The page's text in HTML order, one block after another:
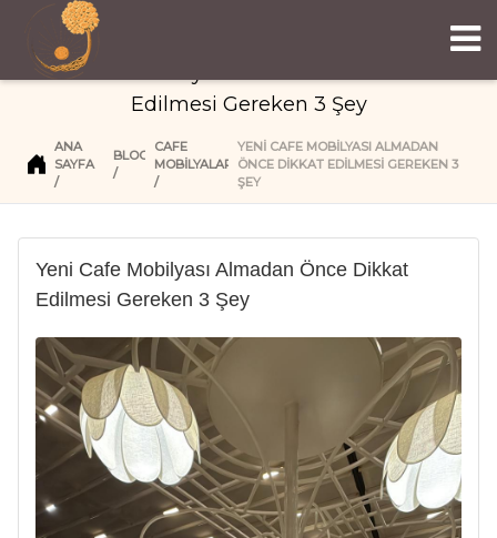
Yeni Cafe Mobilyası Almadan Önce Dikkat
Edilmesi Gereken 3 Şey
ANA
SAYFA
BLOG
CAFE
MOBİLYALARI
YENI CAFE MOBILYASI ALMADAN
ÖNCE DIKKAT EDILMESI GEREKEN 3
ŞEY
Yeni Cafe Mobilyası Almadan Önce Dikkat
Edilmesi Gereken 3 Şey